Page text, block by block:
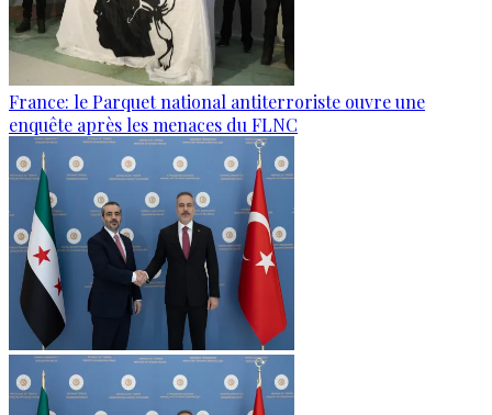
France: le Parquet national antiterroriste ouvre une
enquête après les menaces du FLNC